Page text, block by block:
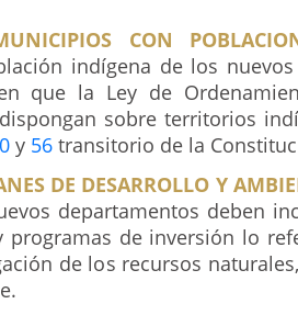
CON
indígena de los
que la Ley de
sobre territorios
y 56 transitorio de la
DE DESARROLLO Y
departamentos deben
programas de inversión lo
de los recursos